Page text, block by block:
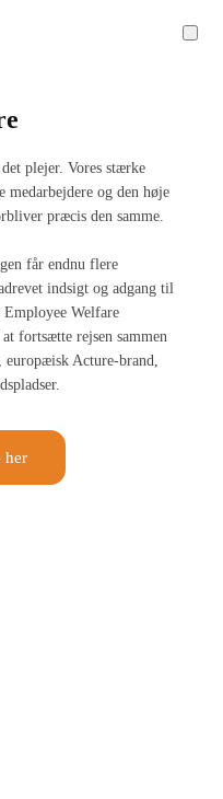
plejer. Vores stærke
medarbejdere og den høje
præcis den samme.
får endnu flere
indsigt og adgang til
Welfare
fortsætte rejsen sammen
Acture-brand,
her